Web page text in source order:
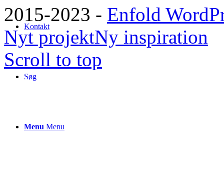
Kontakt
Søg
Menu Menu
2015-2023 - Enfold
Nyt projektNy inspiration
Scroll to top